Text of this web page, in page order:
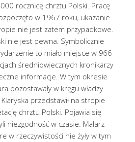
rocznicę chrztu Polski. Pracę
w 1967 roku, ukazanie
nie jest zatem przypadkowe.
nie jest pewna. Symbolicznie
to miało miejsce w 966
średniowiecznych kronikarzy
informacje. W tym okresie
pozostawały w kręgu władzy.
przedstawił na stropie
chrztu Polski. Pojawia się
niezgodność w czasie. Malarz
w rzeczywistości nie żyły w tym